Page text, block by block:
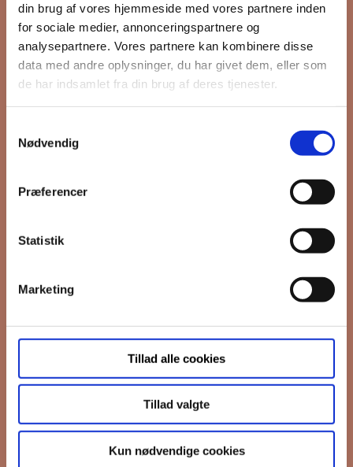
din brug af vores hjemmeside med vores partnere inden
for sociale medier, annonceringspartnere og
analysepartnere. Vores partnere kan kombinere disse
data med andre oplysninger, du har givet dem, eller som
de har indsamlet fra din brug af deres tjenester.
Nødvendig
Præferencer
Statistik
Marketing
Tillad alle cookies
Tillad valgte
Kun nødvendige cookies
Hold dig opdateret på hvad der sker
på Grønttorvet. I vores nyhedsbrev
sender vi blandt andet invitation til
VIP Åbent Hus, når vi sætter nye
boliger til salg og udlejning, så du
Interesseret i
Ejerboliger
Lejeboliger
Andelsboliger